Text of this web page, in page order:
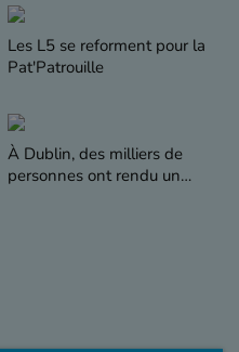
Les L5 se reforment pour la
Pat'Patrouille
À Dublin, des milliers de
personnes ont rendu un